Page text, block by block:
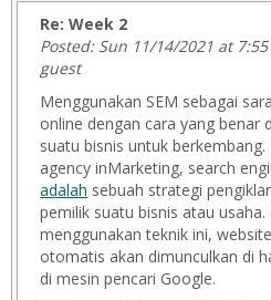
Re: Week 2
Posted: Sun 11/14/2021 at
guest
Menggunakan SEM sebagai
online dengan cara yang
suatu bisnis untuk
agency inMarketing, search
adalah sebuah strategi
pemilik suatu bisnis atau usaha.
menggunakan teknik ini,
otomatis akan dimunculkan di
di mesin pencari Google.